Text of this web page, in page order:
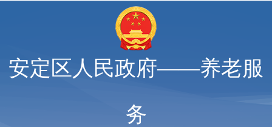
安定区人民政府——养老服
务